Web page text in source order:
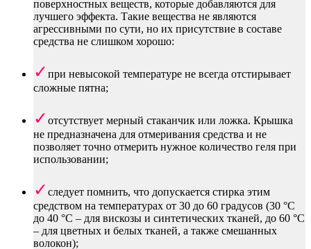
поверхностных веществ, которые добавляются для
лучшего эффекта. Такие вещества не являются
агрессивными по сути, но их присутствие в составе
средства не слишком хорошо:
при невысокой температуре не всегда отстирывает
сложные пятна;
отсутствует мерный стаканчик или ложка. Крышка
не предназначена для отмеривания средства и не
позволяет точно отмерить нужное количество геля при
использовании;
следует помнить, что допускается стирка этим
средством на температурах от 30 до 60 градусов (30 °C
до 40 °C – для вискозы и синтетических тканей, до 60 °C
– для цветных и белых тканей, а также смешанных
волокон);